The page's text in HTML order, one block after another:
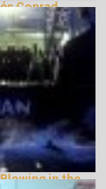
Conrad
in the